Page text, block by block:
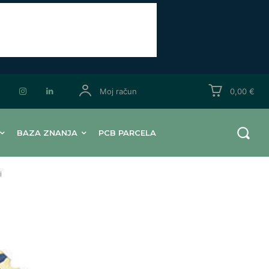
Moj račun 0,00 €
BAZA ZNANJA PCB PARCELA